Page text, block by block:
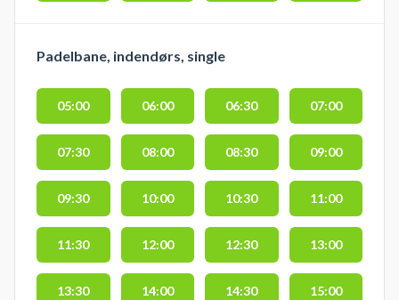
Padelbane, indendørs, single
05:00 06:00 06:30 07:00
07:30 08:00 08:30 09:00
09:30 10:00 10:30 11:00
11:30 12:00 12:30 13:00
13:30 14:00 14:30 15:00